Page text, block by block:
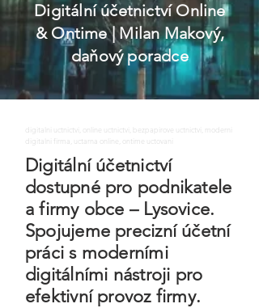
Digitální účetnictví Online
& Ontime| Milan Makový,
daňový poradce
digitalni uctnictvi, online uctnictvi, bezpapirove uctnictvi, moderni
digitalni firma, uctarna online, ontime uctovani
Digitální účetnictví
dostupné pro podnikatele
a firmy obce – Lysovice.
Spojujeme precizní účetní
práci s moderními
digitálními nástroji pro
efektivní provoz firmy.